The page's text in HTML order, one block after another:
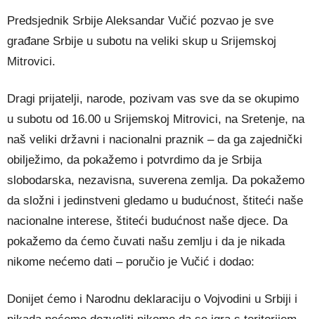
Predsjednik Srbije Aleksandar Vučić pozvao je sve
građane Srbije u subotu na veliki skup u Srijemskoj
Mitrovici.
Dragi prijatelji, narode, pozivam vas sve da se okupimo
u subotu od 16.00 u Srijemskoj Mitrovici, na Sretenje, na
naš veliki državni i nacionalni praznik – da ga zajednički
obilježimo, da pokažemo i potvrdimo da je Srbija
slobodarska, nezavisna, suverena zemlja. Da pokažemo
da složni i jedinstveni gledamo u budućnost, štiteći naše
nacionalne interese, štiteći budućnost naše djece. Da
pokažemo da ćemo čuvati našu zemlju i da je nikada
nikome nećemo dati – poručio je Vučić i dodao:
Donijet ćemo i Narodnu deklaraciju o Vojvodini u Srbiji i